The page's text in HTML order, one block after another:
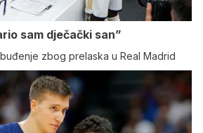
sam dječački san”
zbog prelaska u Real Madrid